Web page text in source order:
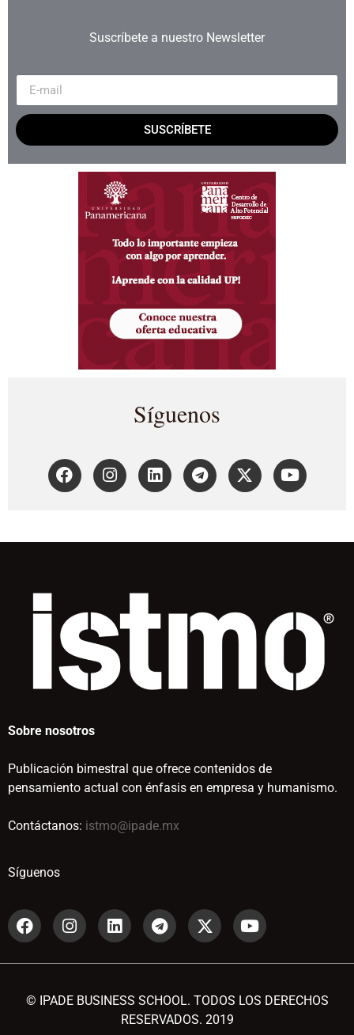
Suscríbete a nuestro Newsletter
SUSCRÍBETE
Síguenos
Sobre nosotros
Publicación bimestral que ofrece contenidos de
pensamiento actual con énfasis en empresa y humanismo.
Contáctanos: istmo@ipade.mx
Síguenos
© IPADE BUSINESS SCHOOL. TODOS LOS DERECHOS
RESERVADOS. 2019